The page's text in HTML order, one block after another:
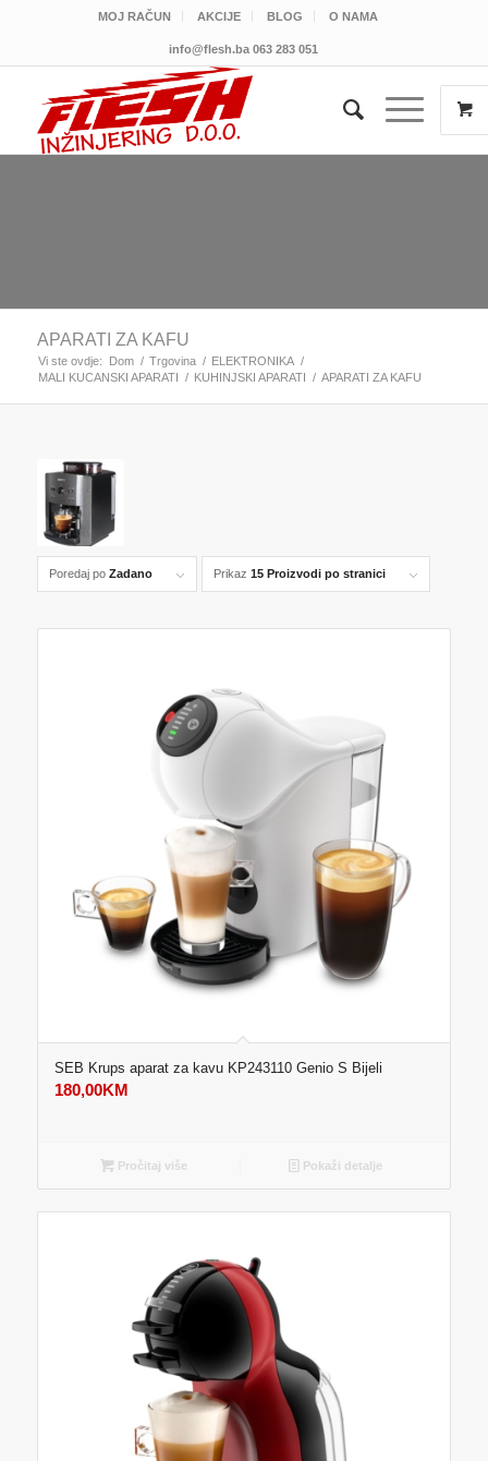
MOJ RAČUN AKCIJE BLOG O NAMA
info@flesh.ba 063 283 051
APARATI ZA KAFU
Vi ste ovdje: Dom / Trgovina / ELEKTRONIKA /
MALI KUCANSKI APARATI / KUHINJSKI APARATI / APARATI ZA KAFU
Poredaj po Zadano Prikaz 15 Proizvodi po stranici
SEB Krups aparat za kavu KP243110 Genio S Bijeli
180,00KM
Pročitaj više Pokaži detalje